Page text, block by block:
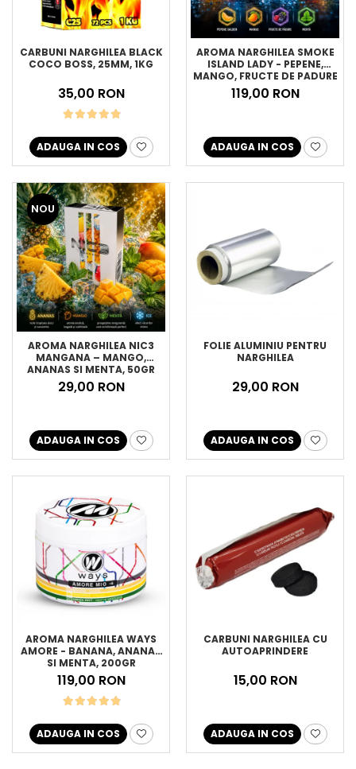
CARBUNI NARGHILEA BLACK
COCO BOSS, 25MM, 1KG
35,00 RON
ADAUGA IN COS
AROMA NARGHILEA SMOKE
ISLAND LADY - PEPENE,
MANGO, FRUCTE DE PADURE
CU MENTA, 200GR
119,00 RON
ADAUGA IN COS
NOU
AROMA NARGHILEA NIC3
MANGANA – MANGO,
ANANAS SI MENTA, 50GR
29,00 RON
ADAUGA IN COS
FOLIE ALUMINIU PENTRU
NARGHILEA
29,00 RON
ADAUGA IN COS
AROMA NARGHILEA WAYS
AMORE - BANANA, ANANAS
SI MENTA, 200GR
119,00 RON
ADAUGA IN COS
CARBUNI NARGHILEA CU
AUTOAPRINDERE
15,00 RON
ADAUGA IN COS